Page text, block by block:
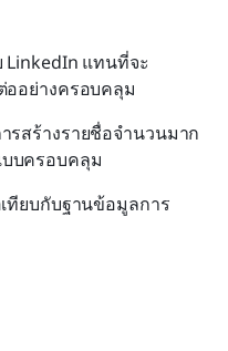
LinkedIn แทนที่จะ
ออย่างครอบคลุม
สร้างรายชื่อจำนวนมาก
บครอบคลุม
ทียบกับฐานข้อมูลการ